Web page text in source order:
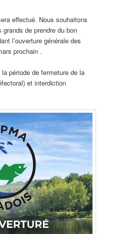
effectué. Nous souhaitons
de prendre du bon
l’ouverture générale des
prochain .
période de fermeture de la
et interdiction